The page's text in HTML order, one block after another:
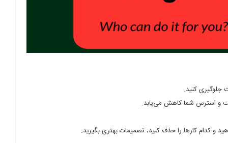
جلوگیری کنید.
و استرس شما کاهش می‌یابد.
و کدام کارها را حذف کنید، تصمیمات بهتری بگیرید.